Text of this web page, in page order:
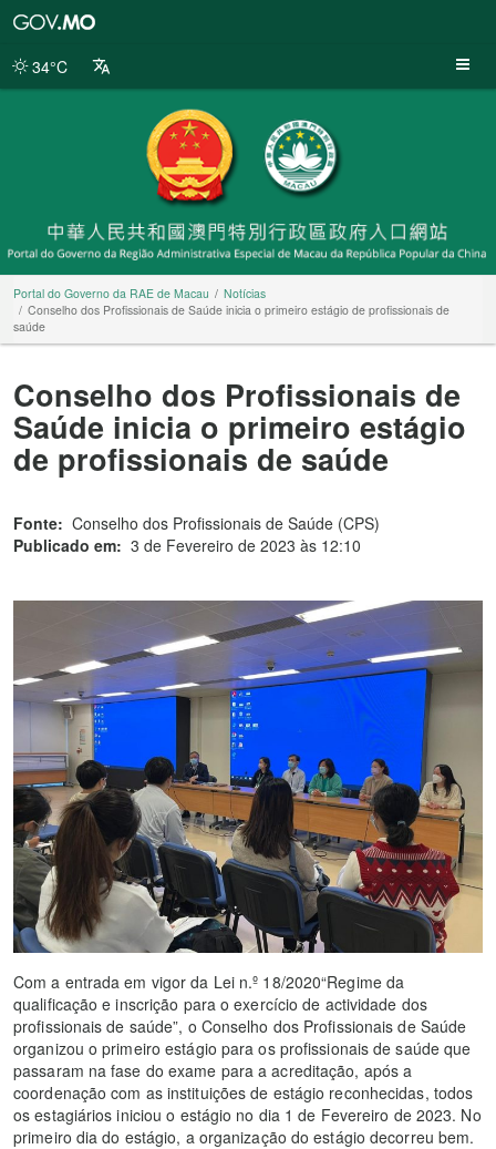
da
34°C
Portal do Governo da RAE de Macau
Notícias
Conselho dos Profissionais de Saúde inicia o primeiro estágio de profissionais de
saúde
Conselho dos Profissionais de
Saúde inicia o primeiro estágio
de profissionais de saúde
Fonte: Conselho dos Profissionais de Saúde (CPS)
Publicado em: 3 de Fevereiro de 2023 às 12:10
Com a entrada em vigor da Lei n.º 18/2020“Regime da
qualificação e inscrição para o exercício de actividade dos
profissionais de saúde”, o Conselho dos Profissionais de Saúde
organizou o primeiro estágio para os profissionais de saúde que
passaram na fase do exame para a acreditação, após a
coordenação com as instituições de estágio reconhecidas, todos
os estagiários iniciou o estágio no dia 1 de Fevereiro de 2023. No
primeiro dia do estágio, a organização do estágio decorreu bem.